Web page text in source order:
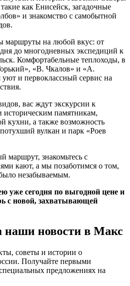
как Енисейск, загадочные
и знакомство с самобытной
.
маршруты на любой вкус: от
до многодневных экспедиций к
. Комфортабельные теплоходы, в
«В. Чкалов» и «А.
и первоклассный сервис на
.
вас ждут экскурсии к
памятникам,
кухни, а также возможность
вулкан и парк «Роев
маршрут, знакомьтесь с
кают, а мы позаботимся о том,
незабываемым.
уже сегодня по выгодной цене и
с новой, захватывающей
наши новости в Макс
советы и истории о
Получайте первыми
предложениях на